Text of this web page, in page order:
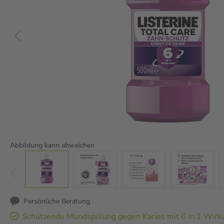
Abbildung kann abweichen
Persönliche Beratung
Schützende Mundspülung gegen Karies mit 6 in 1